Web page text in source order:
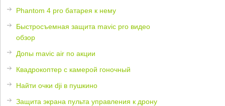
Phantom 4 pro батарея к нему
Быстросъемная защита mavic pro видео
обзор
Допы mavic air по акции
Квадрокоптер с камерой гоночный
Найти очки dji в пушкино
Защита экрана пульта управления к дрону